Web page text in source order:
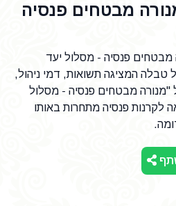
2055 - מנורה מבטחים פנסיה
מבטחים פנסיה - מסלול יעד
- 2184", כולל טבלה המציגה תשואות, דמי ניהול,
מבטחים פנסיה - מסלול
בהשוואה לקרנות פנסיה מתחרות באותו